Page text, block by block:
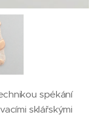
spékání
sklářskými